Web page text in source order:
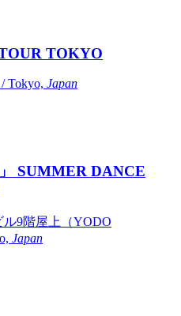
TOKYO
Tokyo, Japan
SUMMER DANCE
9階屋上（YODO
Japan